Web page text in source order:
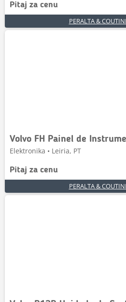
Pitaj za cenu
PERALTA &
Volvo FH Painel de
Elektronika • Leiria, PT
Pitaj za cenu
PERALTA &